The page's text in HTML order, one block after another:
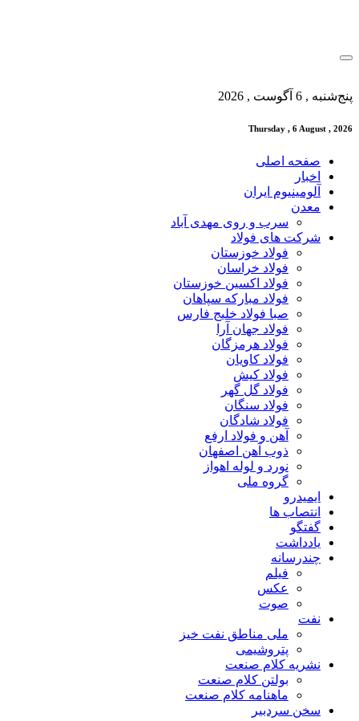
پنج‌شنبه , 6 آگوست , 2026
Thursday , 6 August , 2026
صفحه اصلی
اخبار
آلومینیوم ایران
معدن
سرب و روی مهدی آباد
شرکت های فولاد
فولاد خوزستان
فولاد خراسان
فولاد اکسین خوزستان
فولاد مبارکه سپاهان
صبا فولاد خلیج فارس
فولاد جهان آرا
فولاد هرمزگان
فولاد کاویان
فولاد کیش
فولاد گل گهر
فولاد سنگان
فولاد شادگان
آهن و فولاد ارفع
ذوب آهن اصفهان
نورد و لوله اهواز
گروه ملی
ایمیدرو
انتصاب ها
گفتگو
یادداشت
چندرسانه
فیلم
عکس
صوت
نفت
ملی مناطق نفت خیز
پتروشیمی
نشریه کلام صنعت
بولتن کلام صنعت
ماهنامه کلام صنعت
سخن سردبیر